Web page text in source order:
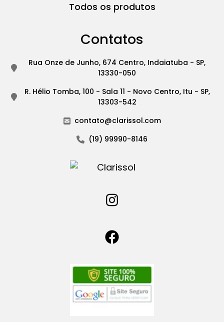
Todos os produtos
Contatos
Rua Onze de Junho, 674 Centro, Indaiatuba - SP,
13330-050
R. Hélio Tomba, 100 - Sala 11 - Novo Centro, Itu - SP,
13303-542
contato@clarissol.com
(19) 99990-8146